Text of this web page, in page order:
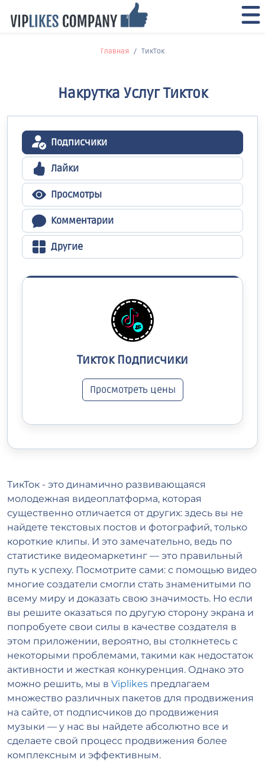
Главная ТикТок
Накрутка Услуг Тикток
Подписчики
Лайки
Просмотры
Комментарии
Другие
Тикток Подписчики
Просмотреть цены
ТикТок - это динамично развивающаяся
молодежная видеоплатформа, которая
существенно отличается от других: здесь вы не
найдете текстовых постов и фотографий, только
короткие клипы. И это замечательно, ведь по
статистике видеомаркетинг — это правильный
путь к успеху. Посмотрите сами: с помощью видео
многие создатели смогли стать знаменитыми по
всему миру и доказать свою значимость. Но если
вы решите оказаться по другую сторону экрана и
попробуете свои силы в качестве создателя в
этом приложении, вероятно, вы столкнетесь с
некоторыми проблемами, такими как недостаток
активности и жесткая конкуренция. Однако это
можно решить, мы в Viplikes предлагаем
множество различных пакетов для продвижения
на сайте, от подписчиков до продвижения
музыки — у нас вы найдете абсолютно все и
сделаете свой процесс продвижения более
комплексным и эффективным.